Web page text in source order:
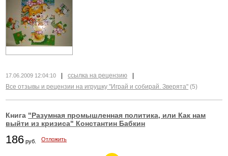
17.06.2009 12:04:10 ссылка на рецензию
Все отзывы и рецензии на игрушку "Играй и собирай. Зверята" (5)
Книга "Разумная промышленная политика, или Как нам
выйти из кризиса" Константин Бабкин
186 руб. Отложить